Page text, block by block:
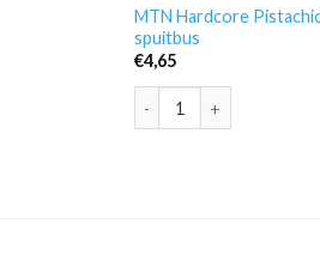
MTN Hardcore
spuitbus
€4,65
MTN Hardcore